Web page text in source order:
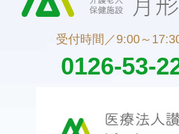
受付時間／9:00～
0126-53-